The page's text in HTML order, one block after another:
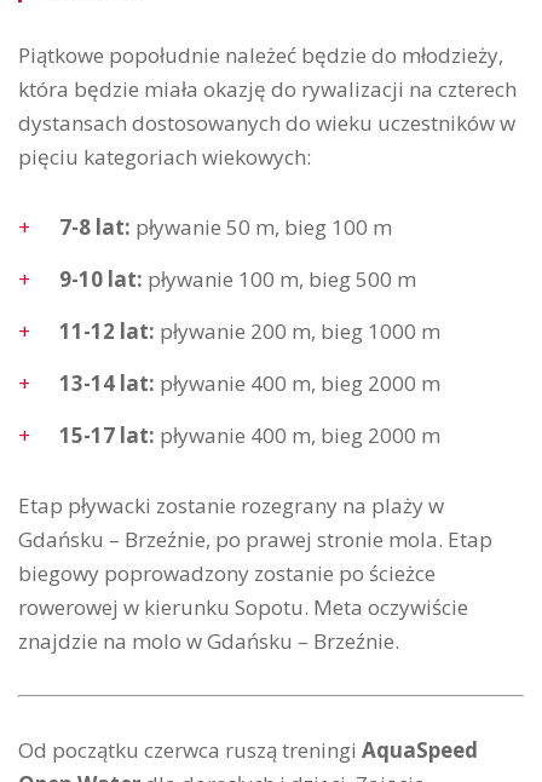
Piątkowe popołudnie należeć będzie do młodzieży,
która będzie miała okazję do rywalizacji na czterech
dystansach dostosowanych do wieku uczestników w
pięciu kategoriach wiekowych:
7-8 lat: pływanie 50 m, bieg 100 m
9-10 lat: pływanie 100 m, bieg 500 m
11-12 lat: pływanie 200 m, bieg 1000 m
13-14 lat: pływanie 400 m, bieg 2000 m
15-17 lat: pływanie 400 m, bieg 2000 m
Etap pływacki zostanie rozegrany na plaży w
Gdańsku – Brzeźnie, po prawej stronie mola. Etap
biegowy poprowadzony zostanie po ścieżce
rowerowej w kierunku Sopotu. Meta oczywiście
znajdzie na molo w Gdańsku – Brzeźnie.
Od początku czerwca ruszą treningi AquaSpeed